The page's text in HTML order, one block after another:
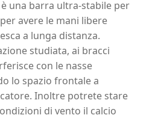
una barra ultra-stabile per
avere le mani libere
a lunga distanza.
studiata, ai bracci
con le nasse
lo spazio frontale a
Inoltre potrete stare
di vento il calcio